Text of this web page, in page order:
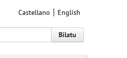
Castellano English
Bilatu